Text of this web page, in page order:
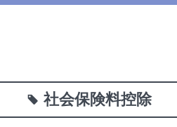
tag 社会保険料控除